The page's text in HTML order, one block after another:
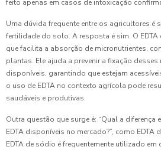
feito apenas em casos de intoxicação
Uma dúvida frequente entre os agricultores é
fertilidade do solo. A resposta é sim. O
que facilita a absorção de micronutrientes,
plantas. Ele ajuda a prevenir a fixação
disponíveis, garantindo que estejam
o uso de EDTA no contexto agrícola pode
saudáveis e produtivas.
Outra questão que surge é: “Qual a diferença
EDTA disponíveis no mercado?”, como EDTA
EDTA de sódio é frequentemente utilizado